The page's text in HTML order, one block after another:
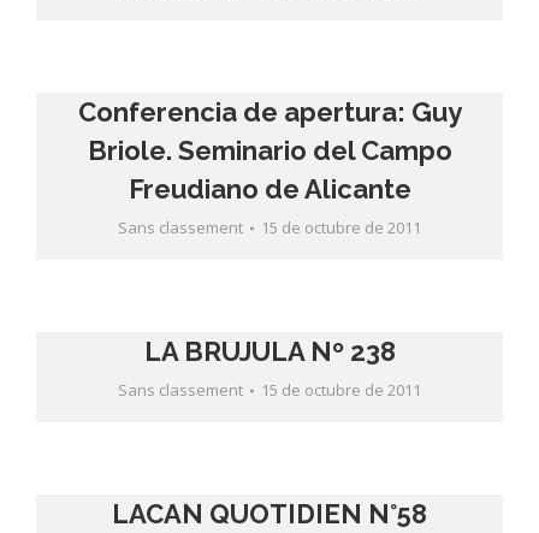
Conferencia de apertura: Guy
Briole. Seminario del Campo
Freudiano de Alicante
Sans classement 15 de octubre de 2011
LA BRUJULA Nº 238
Sans classement 15 de octubre de 2011
LACAN QUOTIDIEN N°58